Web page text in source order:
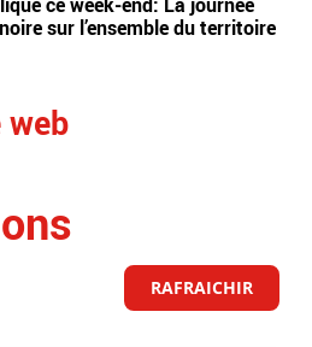
sur l’ensemble du territoire
RAFRAICHIR